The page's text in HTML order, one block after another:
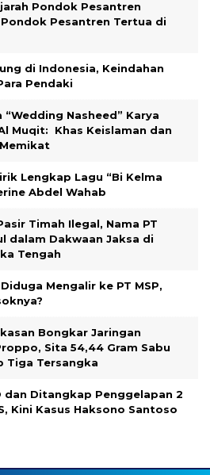
Pondok Pesantren
Pondok Pesantren Tertua di
di Indonesia, Keindahan
Pendaki
“Wedding Nasheed” Karya
Muqit: Khas Keislaman dan
Lengkap Lagu “Bi Kelma
Abdel Wahab
Timah Ilegal, Nama PT
dalam Dakwaan Jaksa di
Tengah
Mengalir ke PT MSP,
Bongkar Jaringan
Sita 54,44 Gram Sabu
Tiga Tersangka
dan Ditangkap Penggelapan 2
Kini Kasus Haksono Santoso